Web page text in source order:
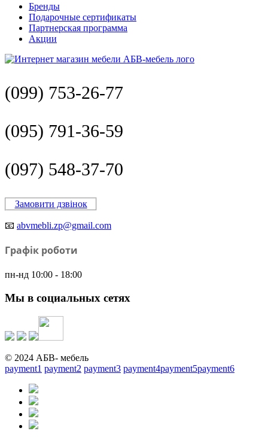
Бренды
Подарочные сертификаты
Партнерская программа
Акции
(099) 753-26-77
(095) 791-36-59
(097) 548-37-70
Замовити дзвінок
📧 abvmebli.zp@gmail.com
Графік роботи
пн-нд 10:00 - 18:00
Мы в социальных сетях
© 2024 АБВ- мебель
payment1 payment2 payment3 payment4payment5payment6